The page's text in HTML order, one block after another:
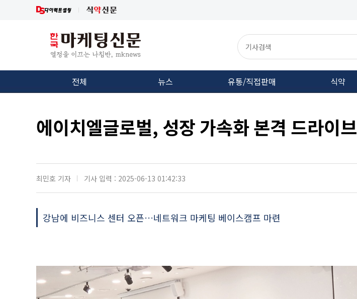
전체 뉴스 유통/직접판매 식약
에이치엘글로벌, 성장 가속화 본격 드라이브
최민호 기자 기사 입력 : 2025-06-13 01:42:33
강남에 비즈니스 센터 오픈…네트워크 마케팅 베이스캠프 마련